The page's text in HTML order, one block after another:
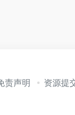
责声明 资源提